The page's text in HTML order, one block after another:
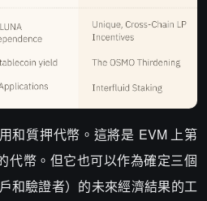
和質押代幣。這將是 EVM 上第
代幣。但它也可以作為確定三個
和驗證者）的未來經濟結果的工